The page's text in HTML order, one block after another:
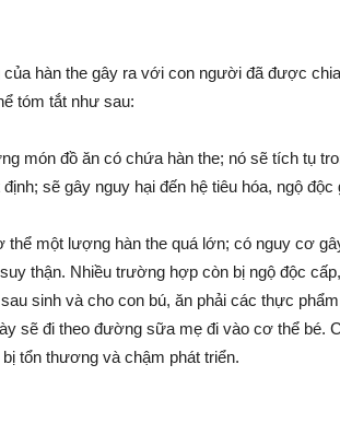
hàn the gây ra với con người đã được
tóm tắt như sau:
món đồ ăn có chứa hàn the; nó sẽ tích tụ
sẽ gây nguy hại đến hệ tiêu hóa, ngộ
thể một lượng hàn the quá lớn; có nguy cơ
thận. Nhiều trường hợp còn bị ngộ độc
sinh và cho con bú, ăn phải các thực
sẽ đi theo đường sữa mẹ đi vào cơ thể bé.
bị tổn thương và chậm phát triển.